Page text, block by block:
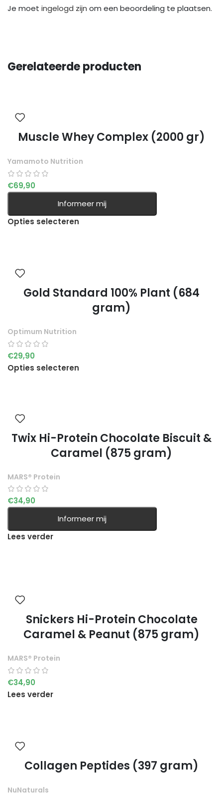
Je moet ingelogd zijn om een beoordeling te plaatsen.
Gerelateerde producten
Muscle Whey Complex (2000 gr)
Yamamoto Nutrition
€69,90
Informeer mij
Opties selecteren
Gold Standard 100% Plant (684
gram)
Optimum Nutrition
€29,90
Opties selecteren
Twix Hi-Protein Chocolate Biscuit &
Caramel (875 gram)
MARS® Protein
€34,90
Informeer mij
Lees verder
Snickers Hi-Protein Chocolate
Caramel & Peanut (875 gram)
MARS® Protein
€34,90
Lees verder
Collagen Peptides (397 gram)
NuNaturals